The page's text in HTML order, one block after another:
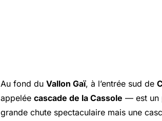
Au fond du Vallon Gaï, à l’entrée sud de
appelée cascade de la Cassole — est un
grande chute spectaculaire mais une